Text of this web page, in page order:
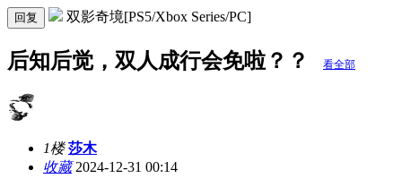
回复 双影奇境[PS5/Xbox Series/PC]
后知后觉，双人成行会免啦？？ 看全部
1楼 莎木
收藏2024-12-31 00:14